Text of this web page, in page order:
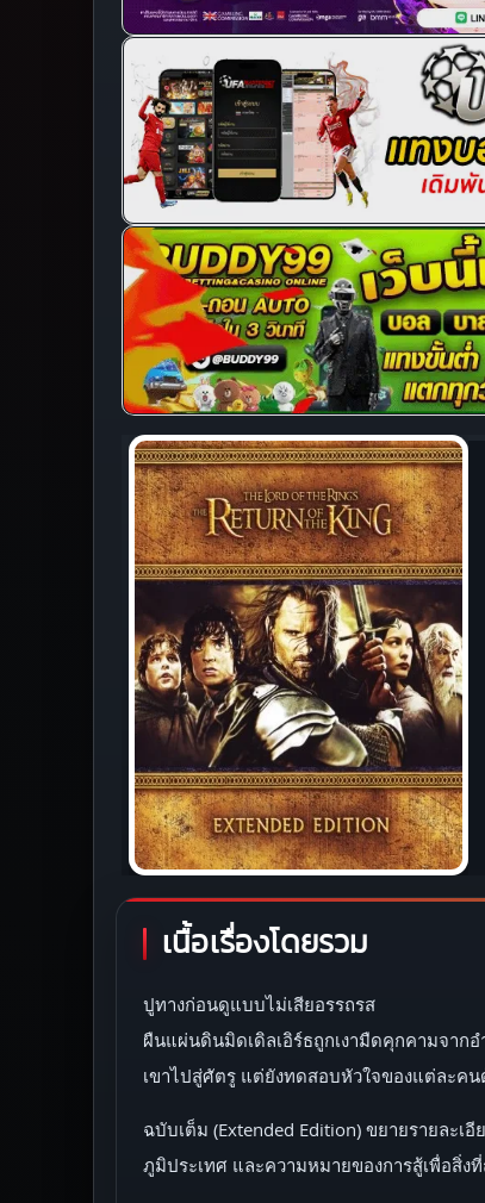
เนื้อเรื่องโดยรวม
ปูทางก่อนดูแบบไม่เสียอรรถรส
ผืนแผ่นดินมิดเดิลเอิร์ธถูกเงามืดคุกคามจาก
เขาไปสู่ศัตรู แต่ยังทดสอบหัวใจของแต่ละคน
ฉบับเต็ม (Extended Edition) ขยายรายละ
ภูมิประเทศ และความหมายของการสู้เพื่อสิ่ง